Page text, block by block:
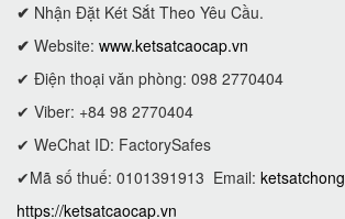
✔ Nhận Đặt Két Sắt Theo Yêu Cầu.
✔ Website: www.ketsatcaocap.vn
✔ Điện thoại văn phòng: 098 2770404
✔ Viber: +84 98 2770404
✔ WeChat ID: FactorySafes
✔Mã số thuế: 0101391913 Email:
https://ketsatcaocap.vn